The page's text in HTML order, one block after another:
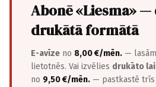
Abonē «Liesma»
drukātā formātā
E-avīze no 8,00 €/mēn. —
lietotnēs. Vai izvēlies drukāto
no 9,50 €/mēn. — pastkastē trīs